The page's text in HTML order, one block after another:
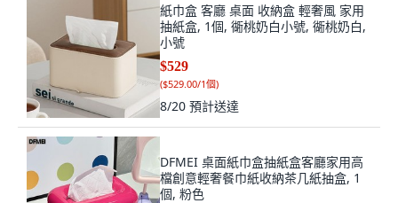
紙巾盒 客廳 桌面 收納盒 輕奢風 家用
抽紙盒, 1個, 衚桃奶白小號, 衚桃奶白,
小號
$529
($529.00/1個)
8/20 預計送達
DFMEI 桌面紙巾盒抽紙盒客廳家用高
檔創意輕奢餐巾紙收納茶几紙抽盒, 1
個, 粉色